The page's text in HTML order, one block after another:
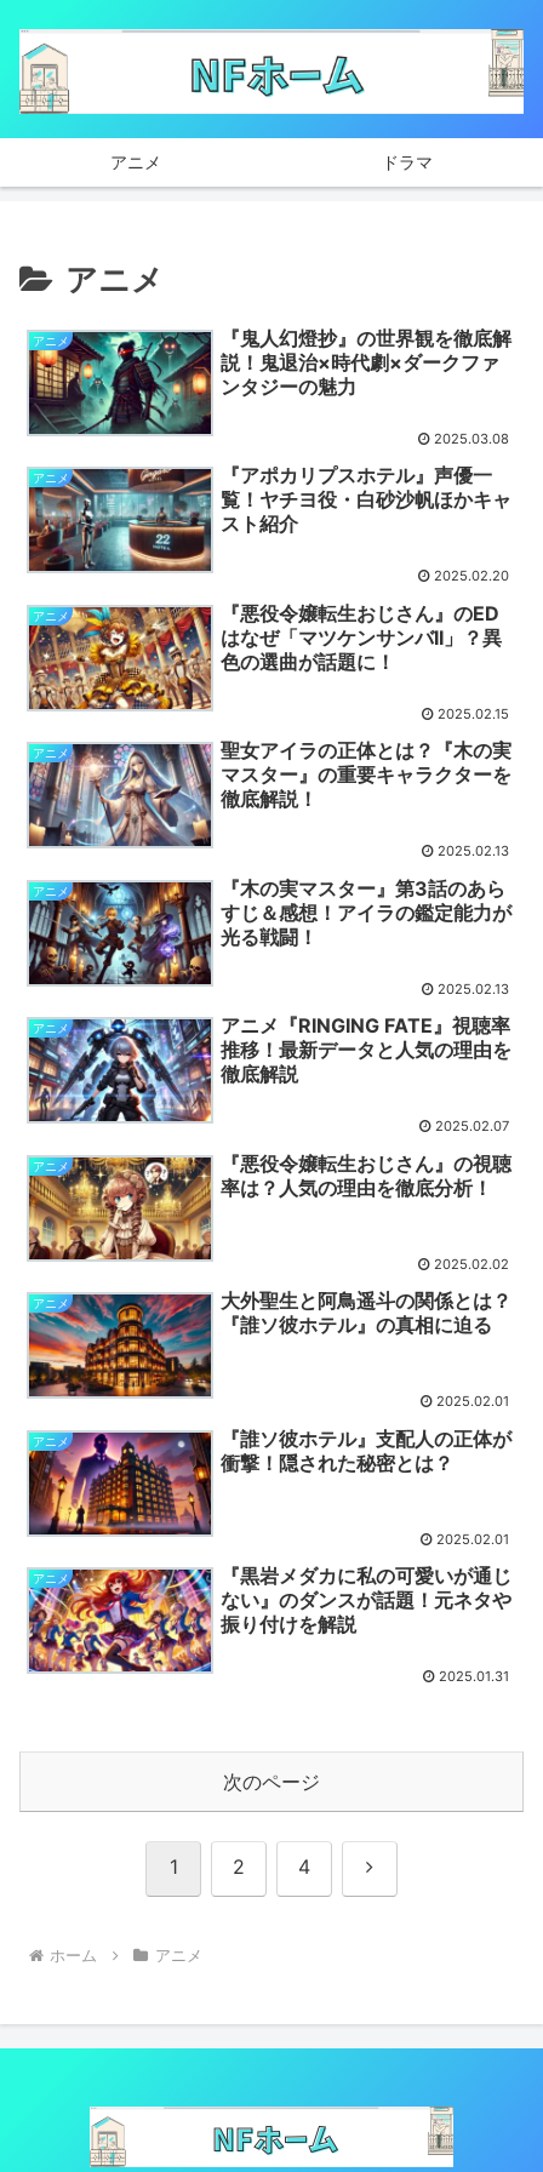
アニメ ドラマ
アニメ
アニメ
『鬼人幻燈抄』の世界観を徹底解
説！鬼退治×時代劇×ダークファ
ンタジーの魅力
2025.03.08
アニメ
『アポカリプスホテル』声優一
覧！ヤチヨ役・白砂沙帆ほかキャ
スト紹介
2025.02.20
アニメ
『悪役令嬢転生おじさん』のED
はなぜ「マツケンサンバII」？異
色の選曲が話題に！
2025.02.15
アニメ
聖女アイラの正体とは？『木の実
マスター』の重要キャラクターを
徹底解説！
2025.02.13
アニメ
『木の実マスター』第3話のあら
すじ＆感想！アイラの鑑定能力が
光る戦闘！
2025.02.13
アニメ
アニメ『RINGING FATE』視聴率
推移！最新データと人気の理由を
徹底解説
2025.02.07
アニメ
『悪役令嬢転生おじさん』の視聴
率は？人気の理由を徹底分析！
2025.02.02
アニメ
大外聖生と阿鳥遥斗の関係とは？
『誰ソ彼ホテル』の真相に迫る
2025.02.01
アニメ
『誰ソ彼ホテル』支配人の正体が
衝撃！隠された秘密とは？
2025.02.01
アニメ
『黒岩メダカに私の可愛いが通じ
ない』のダンスが話題！元ネタや
振り付けを解説
2025.01.31
次のページ
1 2 4
次
ホーム アニメ